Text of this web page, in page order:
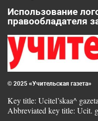
Использование
правообладателя
© 2025 «Учительская газета»
Key title: Ucitel’skaa^
Abbreviated key title: Ucit.